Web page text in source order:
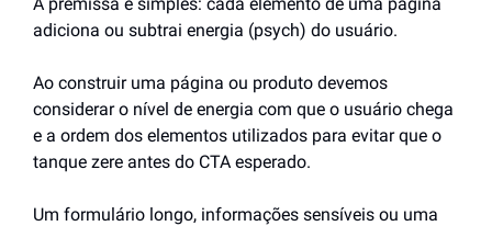
adiciona ou subtrai energia (psych) do usuário.
Ao construir uma página ou produto devemos
considerar o nível de energia com que o usuário chega
e a ordem dos elementos utilizados para evitar que o
tanque zere antes do CTA esperado.
Um formulário longo, informações sensíveis ou uma